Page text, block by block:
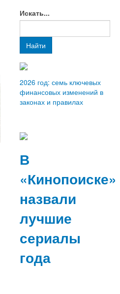
Искать...
Найти
2026 год: семь ключевых
финансовых изменений в
законах и правилах
В
«Кинопоиске»
назвали
лучшие
сериалы
года